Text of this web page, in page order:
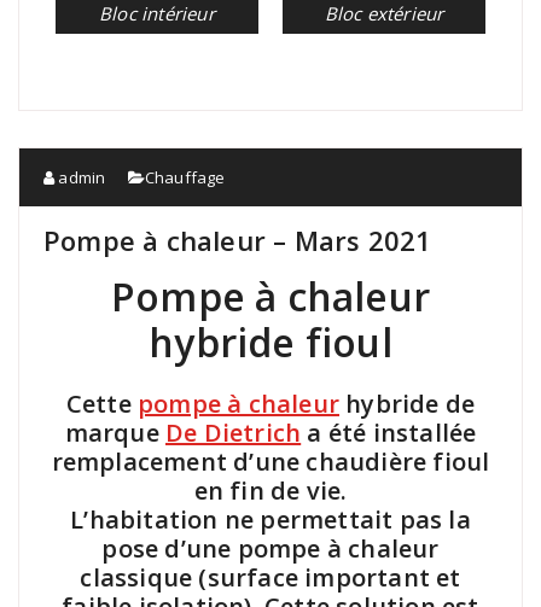
Bloc intérieur Bloc extérieur
admin Chauffage
Pompe à chaleur – Mars 2021
Pompe à chaleur
hybride fioul
Cette pompe à chaleur hybride de
marque De Dietrich a été installée
remplacement d’une chaudière fioul
en fin de vie.
L’habitation ne permettait pas la
pose d’une pompe à chaleur
classique (surface important et